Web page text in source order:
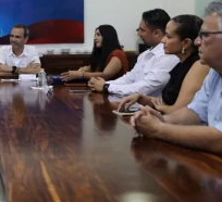
el proyecto responde al
Seguridad que busca
delito ocurra. Señaló
municipios
de paz, donde